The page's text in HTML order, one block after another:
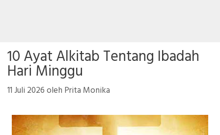
10 Ayat Alkitab Tentang Ibadah
Hari Minggu
11 Juli 2026oleh Prita Monika